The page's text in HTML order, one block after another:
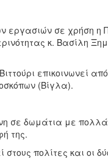
σε χρήση η
κ. Βασίλη
επικοινωνεί
(Βίγλα).
σε δωμάτια με
της.
πολίτες και οι